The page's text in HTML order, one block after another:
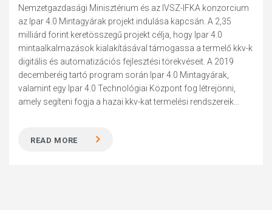
Nemzetgazdasági Minisztérium és az IVSZ-IFKA konzorcium
az Ipar 4.0 Mintagyárak projekt indulása kapcsán. A 2,35
milliárd forint keretösszegű projekt célja, hogy Ipar 4.0
mintaalkalmazások kialakításával támogassa a termelő kkv-k
digitális és automatizációs fejlesztési törekvéseit. A 2019
decemberéig tartó program során Ipar 4.0 Mintagyárak,
valamint egy Ipar 4.0 Technológiai Központ fog létrejönni,
amely segíteni fogja a hazai kkv-kat termelési rendszereik...
READ MORE